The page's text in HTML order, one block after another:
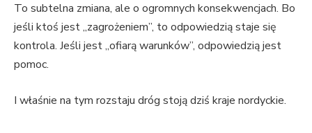
To subtelna zmiana, ale o ogromnych konsekwencjach. Bo
jeśli ktoś jest „zagrożeniem”, to odpowiedzią staje się
kontrola. Jeśli jest „ofiarą warunków”, odpowiedzią jest
pomoc.
I właśnie na tym rozstaju dróg stoją dziś kraje nordyckie.